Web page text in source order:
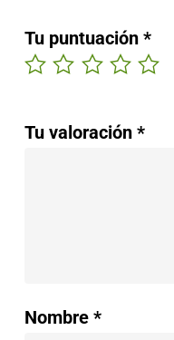
Tu puntuación *
Tu valoración *
Nombre *